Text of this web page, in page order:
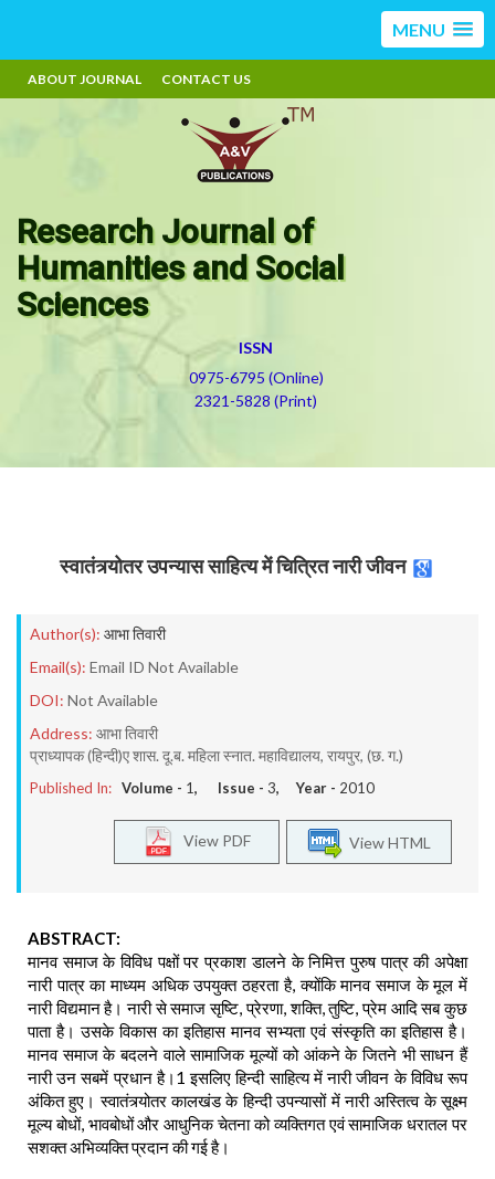
MENU
ABOUT JOURNAL CONTACT US
Research Journal of
Humanities and Social
Sciences
ISSN
0975-6795 (Online)
2321-5828 (Print)
स्वातंत्र्योतर उपन्यास साहित्य में चित्रित नारी जीवन
Author(s): आभा तिवारी
Email(s): Email ID Not Available
DOI: Not Available
Address: आभा तिवारी
प्राध्यापक (हिन्दी)ए शास. दू.ब. महिला स्नात. महाविद्यालय, रायपुर, (छ. ग.)
Published In: Volume - 1, Issue - 3, Year - 2010
View HTML
View PDF
ABSTRACT:
मानव समाज के विविध पक्षों पर प्रकाश डालने के निमित्त पुरुष पात्र की अपेक्षा
नारी पात्र का माध्यम अधिक उपयुक्त ठहरता है, क्योंकि मानव समाज के मूल में
नारी विद्यमान है। नारी से समाज सृष्टि, प्रेरणा, शक्ति, तुष्टि, प्रेम आदि सब कुछ
पाता है। उसके विकास का इतिहास मानव सभ्यता एवं संस्कृति का इतिहास है।
मानव समाज के बदलने वाले सामाजिक मूल्यों को आंकने के जितने भी साधन हैं
नारी उन सबमें प्रधान है।1 इसलिए हिन्दी साहित्य में नारी जीवन के विविध रूप
अंकित हुए। स्वातंत्र्योतर कालखंड के हिन्दी उपन्यासों में नारी अस्तित्व के सूक्ष्म
मूल्य बोधों, भावबोधों और आधुनिक चेतना को व्यक्तिगत एवं सामाजिक धरातल पर
सशक्त अभिव्यक्ति प्रदान की गई है।